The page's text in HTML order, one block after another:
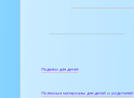
Поделки для детей
Полезные материалы для детей и родителей